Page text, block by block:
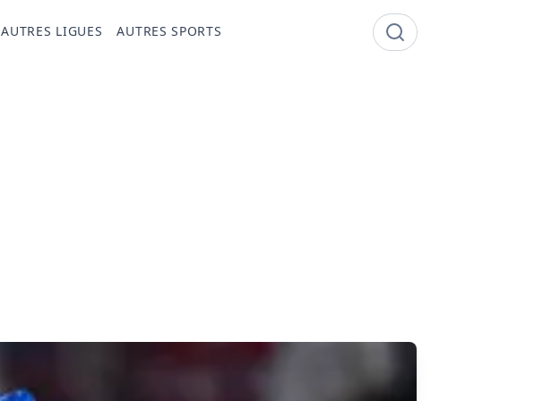
AUTRES LIGUES AUTRES SPORTS